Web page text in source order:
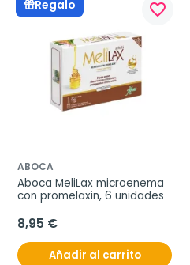
Regalo favorite_border
ABOCA
Aboca MeliLax microenema
con promelaxin, 6 unidades
8,95 €
Añadir al carrito